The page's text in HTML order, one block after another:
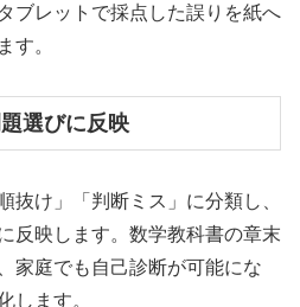
ブレットで採点した誤りを紙へ
す。
選びに反映
抜け」「判断ミス」に分類し、
反映します。数学教科書の章末
家庭でも自己診断が可能にな
します。